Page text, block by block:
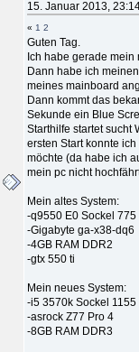
15. Januar 2013,
« 1 2
Guten Tag.
Ich habe gerade mein
Dann habe ich
meines mainboard
Dann kommt das
Sekunde ein Blue
Starthilfe startet sucht
ersten Start konnte
möchte (da habe ich
mein pc nicht
Mein altes System:
-q9550 E0 Sockel 775
-Gigabyte ga-x38-dq6
-4GB RAM DDR2
-gtx 550 ti
Mein neues System:
-i5 3570k Sockel 1155
-asrock Z77 Pro 4
-8GB RAM DDR3